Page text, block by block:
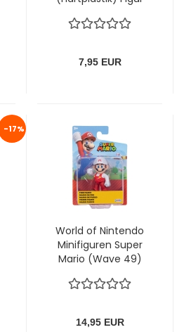
Nintendo (1994)
7,95 EUR
-17%
World of Nintendo
Minifiguren Super
Mario (Wave 49)
14,95 EUR